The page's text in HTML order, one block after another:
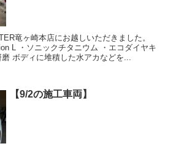
竜ヶ崎本店にお越しいただきました。
L ・ソニックチタニウム ・エコダイヤキ
ボディに堆積した水アカなどを...
【9/2の施工車両】